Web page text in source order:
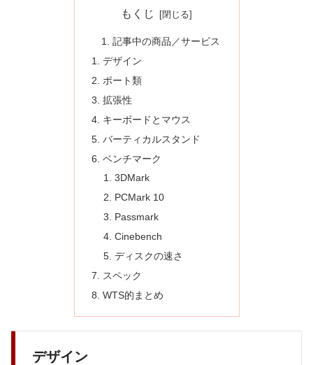
もくじ
記事中の商品／サービス
デザイン
ポート類
拡張性
キーボードとマウス
バーティカルスタンド
ベンチマーク
3DMark
PCMark 10
Passmark
Cinebench
ディスクの速さ
スペック
WTS的まとめ
デザイン